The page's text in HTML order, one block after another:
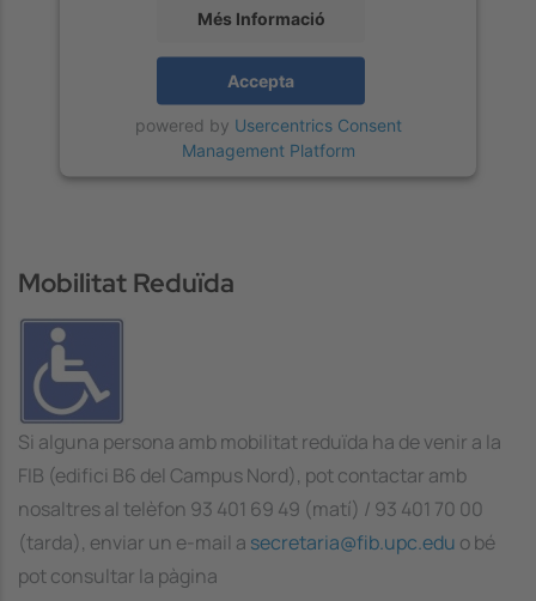
Més Informació
Accepta
powered by Usercentrics Consent
Management Platform
Mobilitat Reduïda
Image
Si alguna persona amb mobilitat reduïda ha de venir a la
FIB (edifici B6 del Campus Nord), pot contactar amb
nosaltres al telèfon 93 401 69 49 (matí) / 93 401 70 00
(tarda), enviar un e-mail a secretaria@fib.upc.edu o bé
pot consultar la pàgina